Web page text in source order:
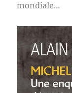
mondiale…